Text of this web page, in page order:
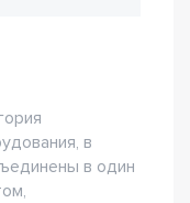
в
в один